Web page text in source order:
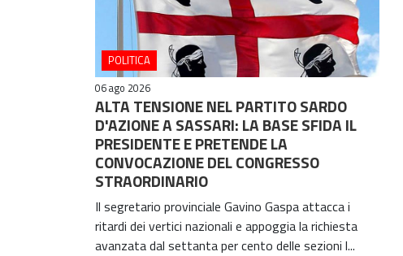
POLITICA
06 ago 2026
ALTA TENSIONE NEL PARTITO SARDO
D'AZIONE A SASSARI: LA BASE SFIDA IL
PRESIDENTE E PRETENDE LA
CONVOCAZIONE DEL CONGRESSO
STRAORDINARIO
Il segretario provinciale Gavino Gaspa attacca i
ritardi dei vertici nazionali e appoggia la richiesta
avanzata dal settanta per cento delle sezioni l...